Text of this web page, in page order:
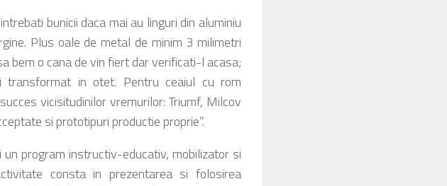
bunicii daca mai au linguri din aluminiu
Plus oale de metal de minim 3 milimetri
bem o cana de vin fiert dar verificati-l acasa;
in otet. Pentru ceaiul cu rom
vicisitudinilor vremurilor: Triumf, Milcov
si prototipuri productie proprie”.
program instructiv-educativ, mobilizator si
consta in prezentarea si folosirea